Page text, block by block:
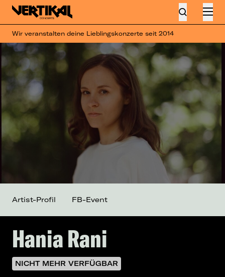
Wir veranstalten deine Lieblingskonzerte seit 2014
Hania Rani
NICHT MEHR VERFÜGBAR
Artist-Profil FB-Event